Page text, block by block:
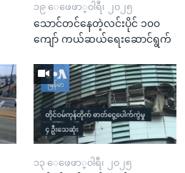
၁၉ ေဖေဖာ္၀ါရီ၊ ၂၀၂၅
သောင်တင်နေတဲ့လင်းပိုင် ၁၀၀
ကျော် ကယ်ဆယ်ရေးဆောင်ရွက်
၁၃ ေဖေဖာ္၀ါရီ၊ ၂၀၂၅